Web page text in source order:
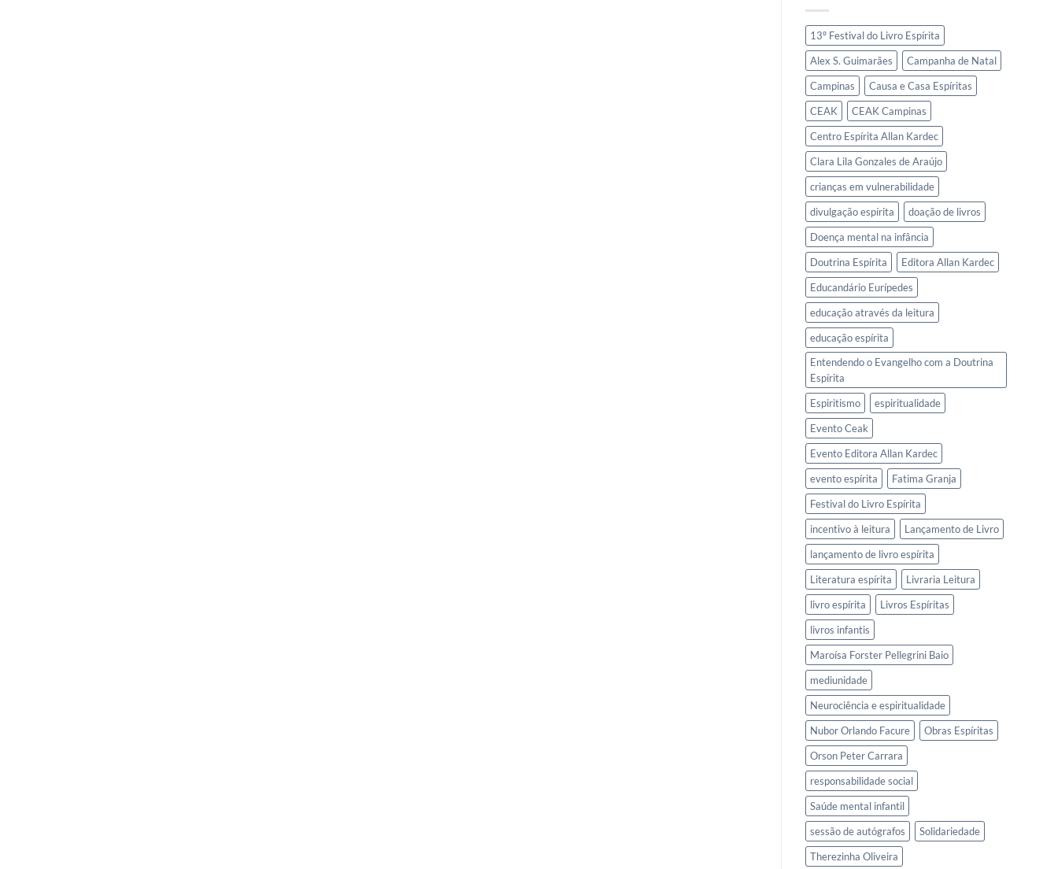
13º Festival do Livro Espírita
Alex S. Guimarães
Campanha de Natal
Campinas
Causa e Casa Espíritas
CEAK
CEAK Campinas
Centro Espírita Allan Kardec
Clara Lila Gonzales de Araújo
crianças em vulnerabilidade
divulgação espírita
doação de livros
Doença mental na infância
Doutrina Espírita
Editora Allan Kardec
Educandário Eurípedes
educação através da leitura
educação espírita
Entendendo o Evangelho com a Doutrina
Espírita
Espiritismo
espiritualidade
Evento Ceak
Evento Editora Allan Kardec
evento espírita
Fatima Granja
Festival do Livro Espírita
incentivo à leitura
Lançamento de Livro
lançamento de livro espírita
Literatura espírita
Livraria Leitura
livro espírita
Livros Espíritas
livros infantis
Maroísa Forster Pellegrini Baio
mediunidade
Neurociência e espiritualidade
Nubor Orlando Facure
Obras Espíritas
Orson Peter Carrara
responsabilidade social
Saúde mental infantil
sessão de autógrafos
Solidariedade
Therezinha Oliveira